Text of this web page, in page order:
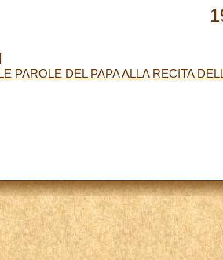
LE PAROLE DEL PAPA ALLA RECITA